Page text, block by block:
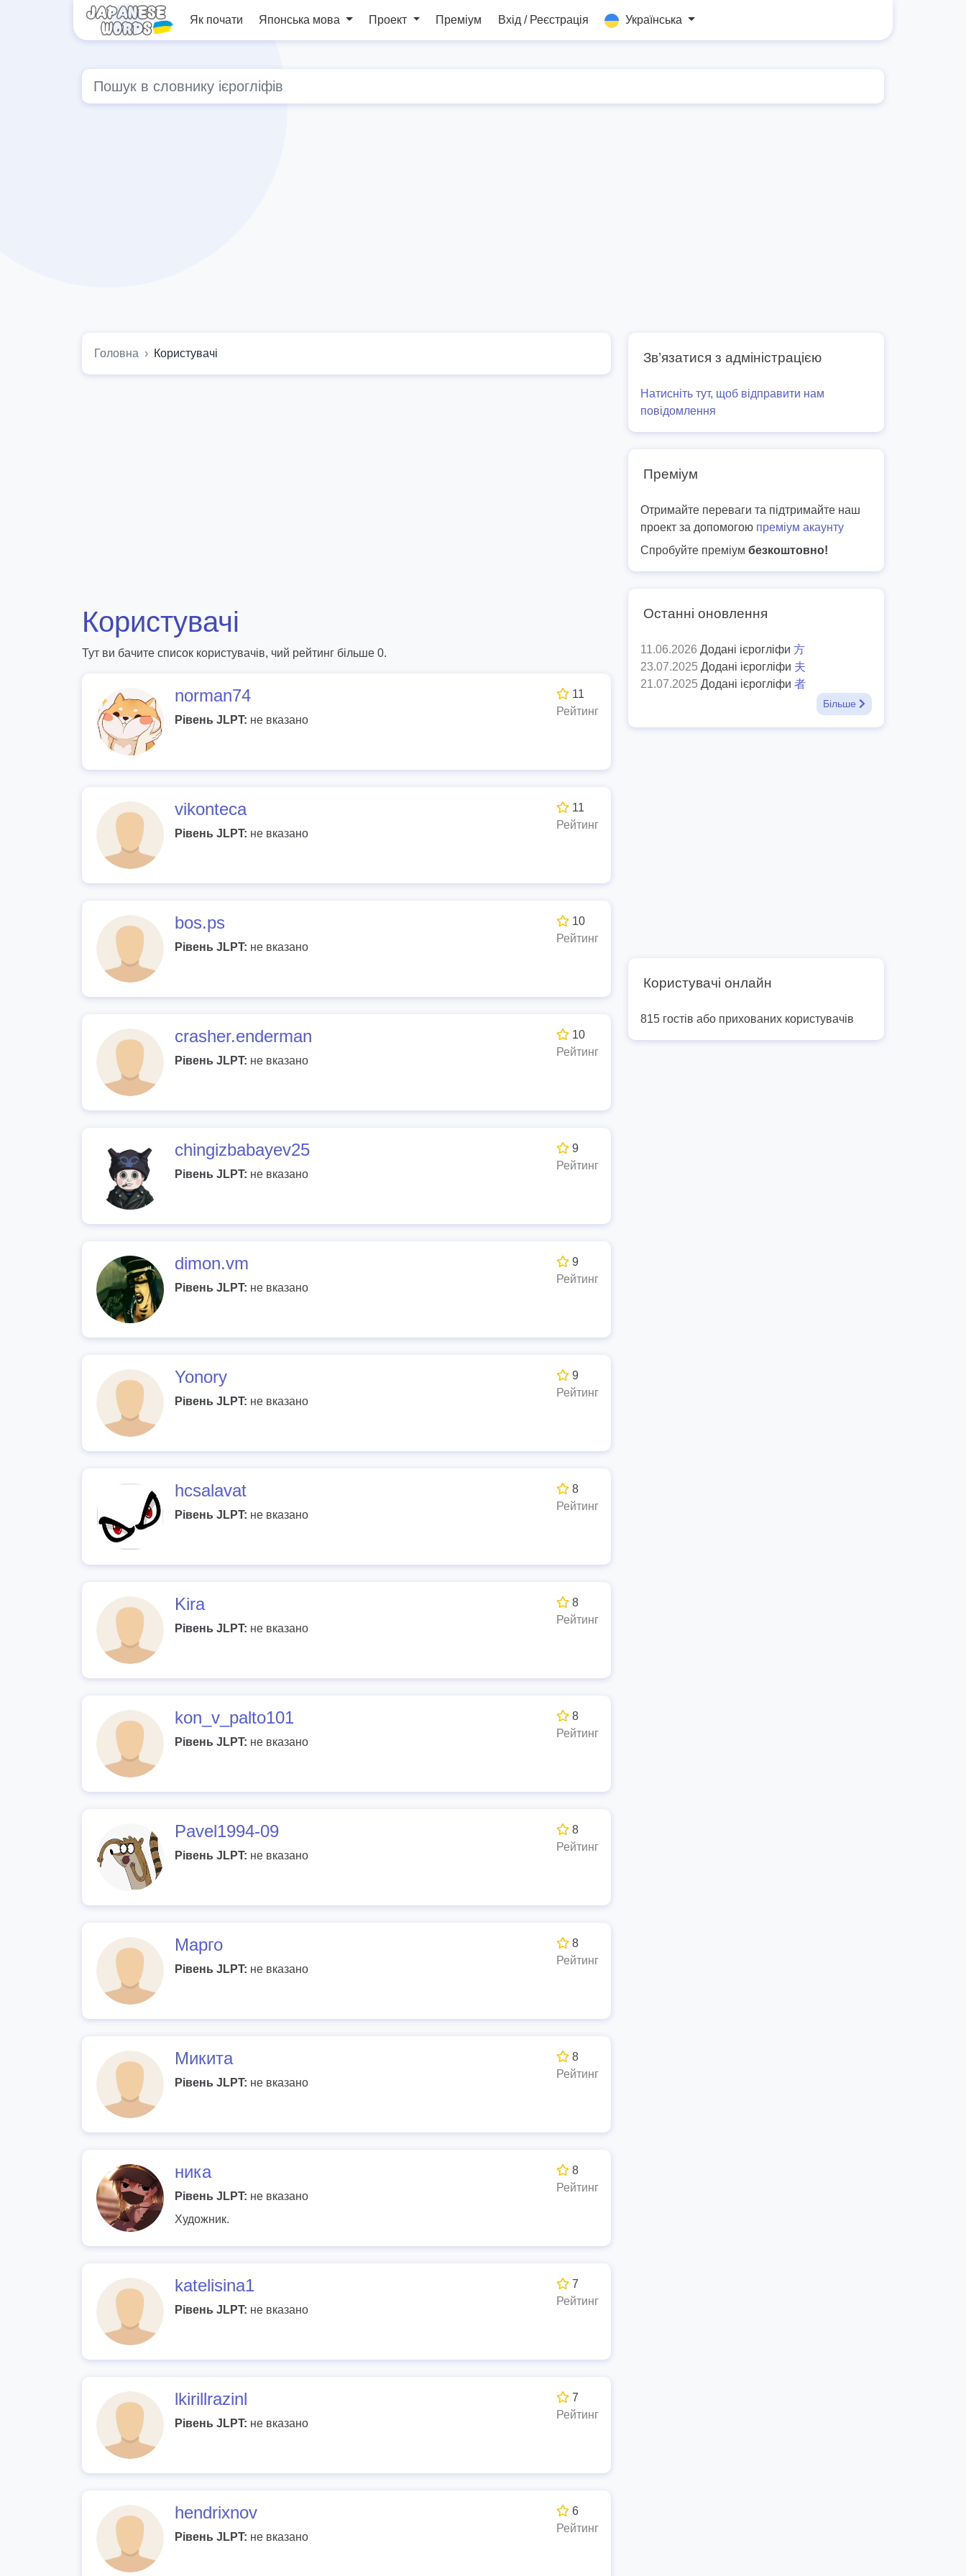
Як почати Японська мова Проект Преміум Вхід / Реєстрація Українська
Головна Користувачі
Користувачі
Тут ви бачите список користувачів, чий рейтинг більше 0.
norman74
Рівень JLPT: не вказано
11
Рейтинг
vikonteca
Рівень JLPT: не вказано
11
Рейтинг
bos.ps
Рівень JLPT: не вказано
10
Рейтинг
crasher.enderman
Рівень JLPT: не вказано
10
Рейтинг
chingizbabayev25
Рівень JLPT: не вказано
9
Рейтинг
dimon.vm
Рівень JLPT: не вказано
9
Рейтинг
Yonory
Рівень JLPT: не вказано
9
Рейтинг
hcsalavat
Рівень JLPT: не вказано
8
Рейтинг
Kira
Рівень JLPT: не вказано
8
Рейтинг
kon_v_palto101
Рівень JLPT: не вказано
8
Рейтинг
Pavel1994-09
Рівень JLPT: не вказано
8
Рейтинг
Марго
Рівень JLPT: не вказано
8
Рейтинг
Микита
Рівень JLPT: не вказано
8
Рейтинг
ника
Рівень JLPT: не вказано
Художник.
8
Рейтинг
katelisina1
Рівень JLPT: не вказано
7
Рейтинг
lkirillrazinl
Рівень JLPT: не вказано
7
Рейтинг
hendrixnov
Рівень JLPT: не вказано
6
Рейтинг
Зв’язатися з адміністрацією
Натисніть тут, щоб відправити нам
повідомлення
Преміум
Отримайте переваги та підтримайте наш
проект за допомогою преміум акаунту
Спробуйте преміум безкоштовно!
Останні оновлення
11.06.2026 Додані ієрогліфи 方
23.07.2025 Додані ієрогліфи 夫
21.07.2025 Додані ієрогліфи 者
Більше
Користувачі онлайн
815 гостів або прихованих користувачів